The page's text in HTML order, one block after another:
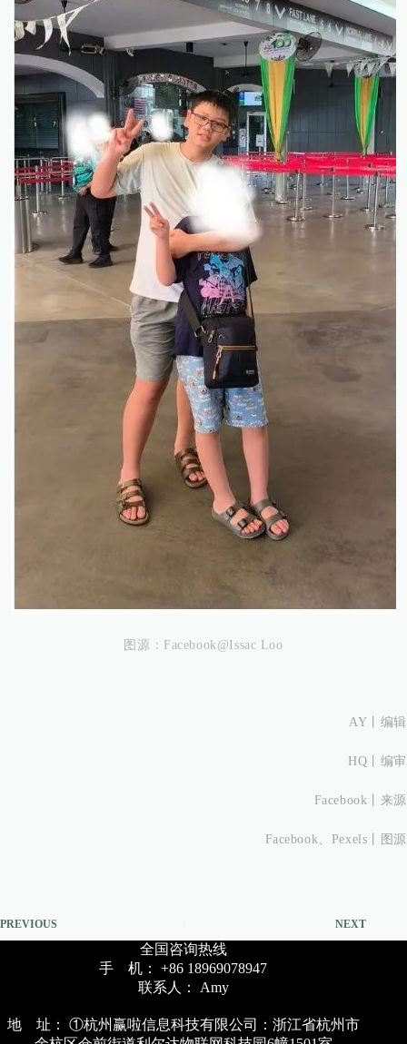
图源：Facebook@Issac Loo
AY丨 编辑
HQ丨 编审
Facebook丨来源
Facebook、Pexels 丨图源
PREVIOUS NEXT
全国咨询热线
手 机： +86 18969078947
联系人： Amy
地 址： ①杭州赢啦信息科技有限公司：浙江省杭州市